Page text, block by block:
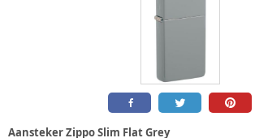
Aansteker Zippo Slim Flat Grey